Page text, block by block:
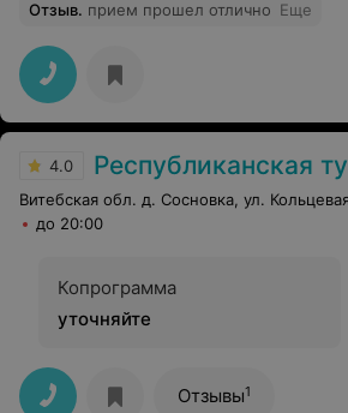
отделении.
Отзыв. прием прошел отлично Еще
4.0 Республиканская туберкулезная больница «Сосновка»
Витебская обл. д. Сосновка, ул.
до 20:00
Копрограмма
уточняйте
Отзывы1